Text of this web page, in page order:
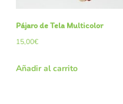
Pájaro de Tela Multicolor
15,00€
Añadir al carrito